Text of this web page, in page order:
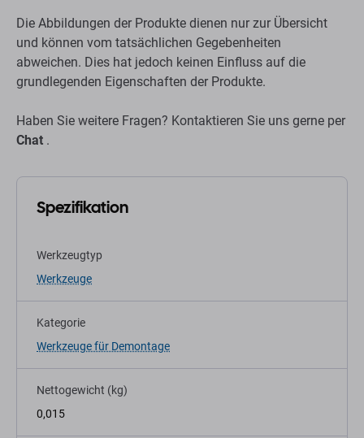
Die Abbildungen der Produkte dienen nur zur Übersicht
und können vom tatsächlichen Gegebenheiten
abweichen. Dies hat jedoch keinen Einfluss auf die
grundlegenden Eigenschaften der Produkte.
Haben Sie weitere Fragen? Kontaktieren Sie uns gerne per
Chat .
Spezifikation
Werkzeugtyp
Werkzeuge
Kategorie
Werkzeuge für Demontage
Nettogewicht (kg)
0,015